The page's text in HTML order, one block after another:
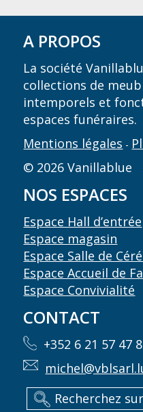
A PROPOS
La société
collections de
intemporels et
espaces funéraires.
Mentions légales -
© 2026 Vanillablue
NOS ESPACES
Espace Hall d’entrée
Espace magasin
Espace Salle de
Espace Accueil de
Espace Convivialité
CONTACT
+352 6 21 57 47